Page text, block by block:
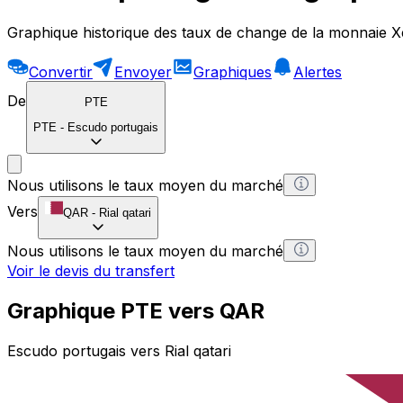
Graphique historique des taux de change de la monnaie
Convertir Envoyer Graphiques
Alertes
De
PTE
PTE - Escudo portugais
Nous utilisons le taux moyen du marché
Vers
QAR - Rial qatari
Nous utilisons le taux moyen du marché
Voir le devis du transfert
Graphique PTE vers QAR
Escudo portugais vers Rial qatari